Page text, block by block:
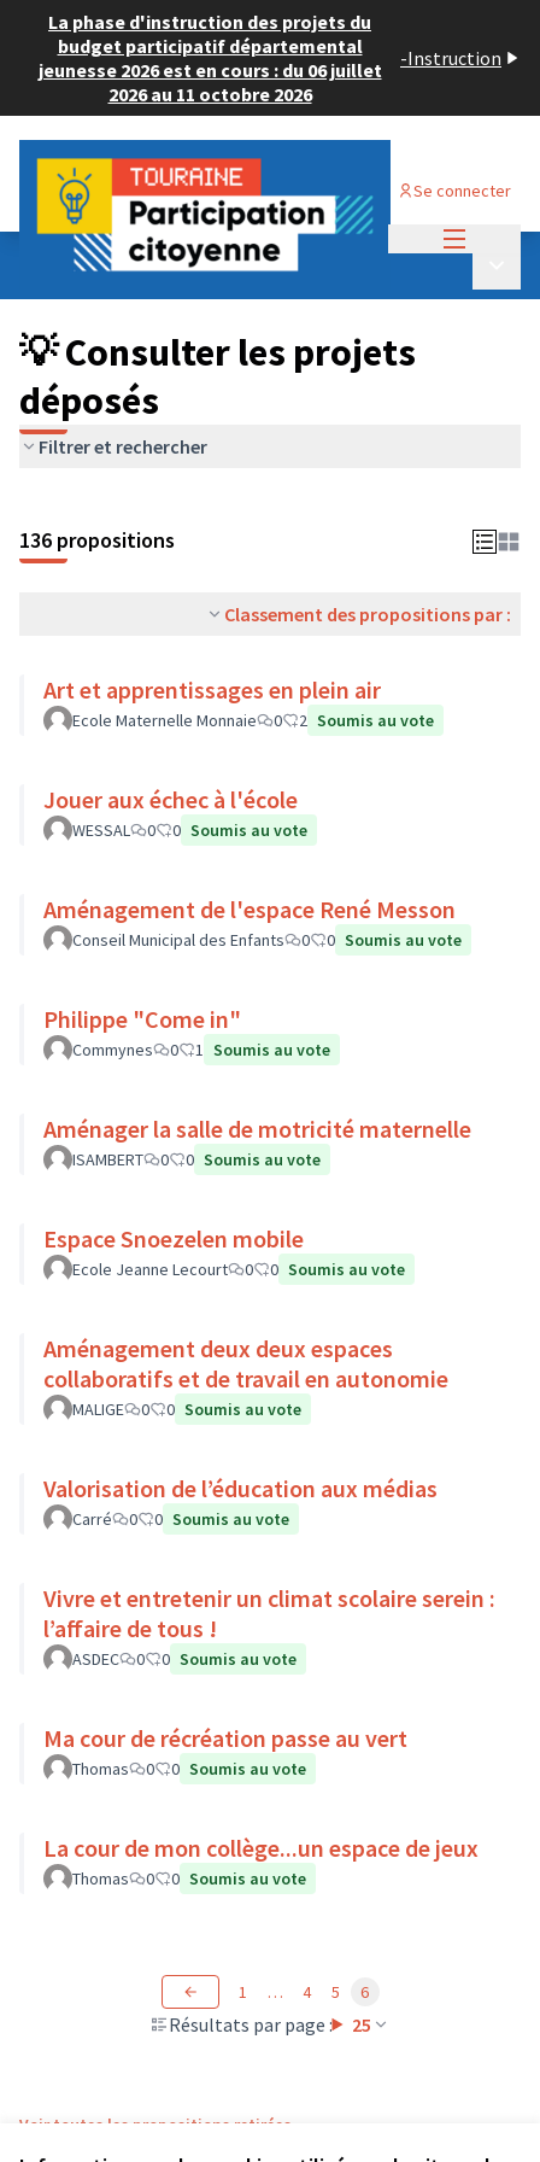
La phase d'instruction des projets du
budget participatif départemental
jeunesse 2026 est en cours : du 06 juillet
2026 au 11 octobre 2026
-Instruction
Se connecter
Budget Participatif JEUNESSE 2024
💡 Consulter les projets déposés
💡 Consulter les projets
déposés
Filtrer et rechercher
136 propositions
Classement des propositions par :
Art et apprentissages en plein air
Ecole Maternelle Monnaie 0 2 Soumis au vote
Jouer aux échec à l'école
WESSAL 0 0 Soumis au vote
Aménagement de l'espace René Messon
Conseil Municipal des Enfants 0 0 Soumis au vote
Philippe "Come in"
Commynes 0 1 Soumis au vote
Aménager la salle de motricité maternelle
ISAMBERT 0 0 Soumis au vote
Espace Snoezelen mobile
Ecole Jeanne Lecourt 0 0 Soumis au vote
Aménagement deux deux espaces
collaboratifs et de travail en autonomie
MALIGE 0 0 Soumis au vote
Valorisation de l’éducation aux médias
Carré 0 0 Soumis au vote
Vivre et entretenir un climat scolaire serein :
l’affaire de tous !
ASDEC 0 0 Soumis au vote
Ma cour de récréation passe au vert
Thomas 0 0 Soumis au vote
La cour de mon collège...un espace de jeux
Thomas 0 0 Soumis au vote
Résultats par page : 25
1 … 4 5 6
Voir toutes les propositions retirées